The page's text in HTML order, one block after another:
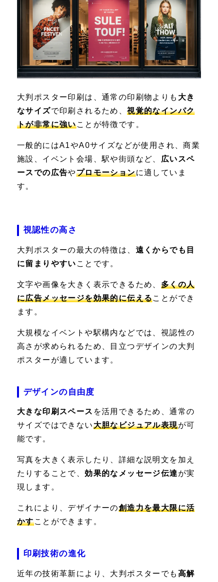
大判ポスター印刷は、通常の印刷物よりも 大き
なサイズで印刷されるため、視覚的なインパク
トが非常に強いことが特徴です。
一般的にはA1やA0サイズなどが使用され、商業
施設、イベント会場、駅や街頭など、 広いスペ
ースでの広告やプロモーションに適していま
す。
視認性の高さ
大判ポスターの最大の特徴は、 遠くからでも目
に留まりやすい ことです。
文字や画像を大きく表示できるため、 多くの人
に広告メッセージを効果的に伝えることができ
ます。
大規模なイベントや駅構内などでは、視認性の
高さが求められるため、目立つデザインの大判
ポスターが適しています。
デザインの自由度
大きな印刷スペース を活用できるため、通常の
サイズではできない大胆なビジュアル表現が可
能です。
写真を大きく表示したり、詳細な説明文を加え
たりすることで、効果的なメッセージ伝達 が実
現します。
これにより、デザイナーの創造力を最大限に活
かすことができます。
印刷技術の進化
近年の技術革新により、大判ポスターでも 高解